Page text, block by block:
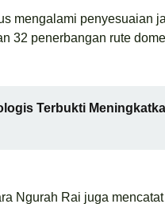
mengalami penyesuaian
32 penerbangan rute
Terbukti
Ngurah Rai juga